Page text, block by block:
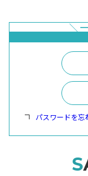
パスワードを忘